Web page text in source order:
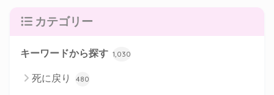
カテゴリー
キーワードから探す 1,030
死に戻り 480